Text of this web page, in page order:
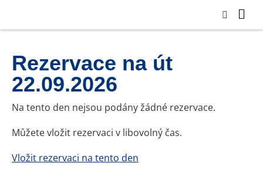
Rezervace na út
22.09.2026
Na tento den nejsou podány žádné rezervace.
Můžete vložit rezervaci v libovolný čas.
Vložit rezervaci na tento den